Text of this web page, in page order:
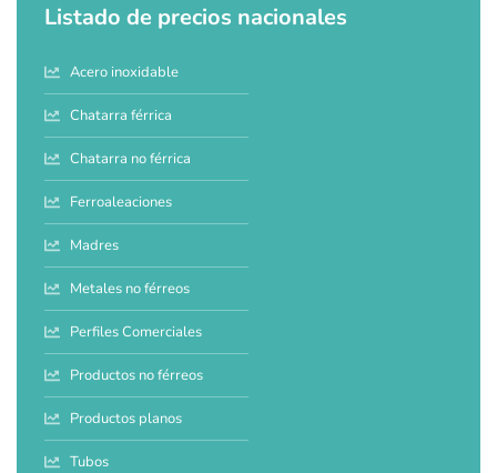
Listado de precios nacionales
Acero inoxidable
Chatarra férrica
Chatarra no férrica
Ferroaleaciones
Madres
Metales no férreos
Perfiles Comerciales
Productos no férreos
Productos planos
Tubos